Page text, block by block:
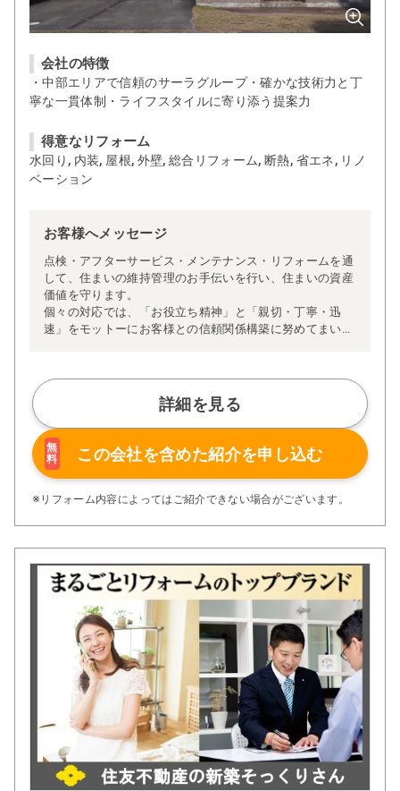
会社の特徴
・中部エリアで信頼のサーラグループ・確かな技術力と丁
寧な一貫体制・ライフスタイルに寄り添う提案力
得意なリフォーム
水回り, 内装, 屋根, 外壁, 総合リフォーム, 断熱, 省エネ, リノ
ベーション
お客様へメッセージ
点検・アフターサービス・メンテナンス・リフォームを通
して、住まいの維持管理のお手伝いを行い、住まいの資産
価値を守ります。
個々の対応では、「お役立ち精神」と「親切・丁寧・迅
速」をモットーにお客様との信頼関係構築に努めてまいり
詳細を見る
無
料
この会社を含めた紹介を申し込む
※リフォーム内容によってはご紹介できない場合がございます。